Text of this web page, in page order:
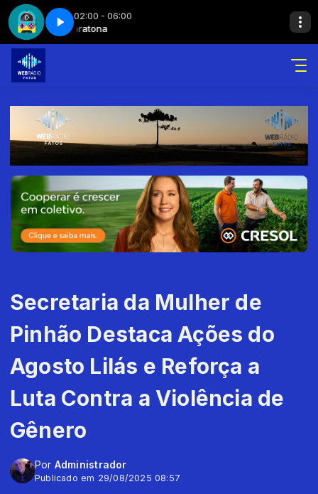
02:00 - 06:00
Maratona
Maratona - Parte 7
Secretaria da Mulher de
Pinhão Destaca Ações do
Agosto Lilás e Reforça a
Luta Contra a Violência de
Gênero
Por Administrador
Publicado em 29/08/2025 08:57